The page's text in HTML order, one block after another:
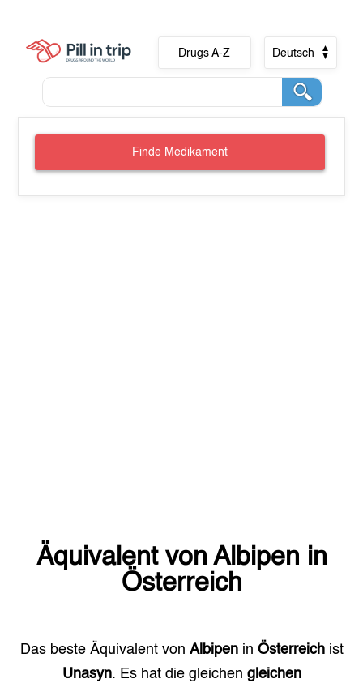
Drugs A-Z Deutsch
Finde Medikament
Äquivalent von Albipen in
Österreich
Das beste Äquivalent von Albipenin Österreichist
Unasyn. Es hat die gleichen gleichen